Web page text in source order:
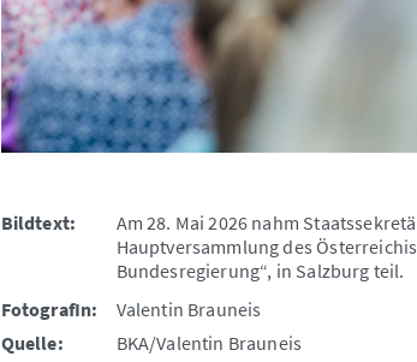
Bildtext:
Am 28. Mai 2026 nahm
Hauptversammlung des
Bundesregierung“, in Salzburg teil.
FotografIn:
Valentin Brauneis
Quelle:
BKA/Valentin Brauneis